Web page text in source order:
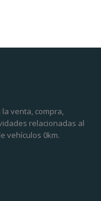
venta, compra,
relacionadas al
vehículos 0km.